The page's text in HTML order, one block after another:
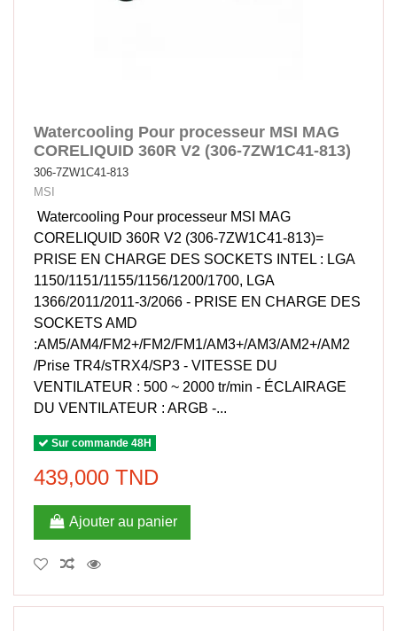
Watercooling Pour processeur MSI MAG
CORELIQUID 360R V2 (306-7ZW1C41-813)
306-7ZW1C41-813
MSI
Watercooling Pour processeur MSI MAG
CORELIQUID 360R V2 (306-7ZW1C41-813)=
PRISE EN CHARGE DES SOCKETS INTEL : LGA
1150/1151/1155/1156/1200/1700, LGA
1366/2011/2011-3/2066 - PRISE EN CHARGE DES
SOCKETS AMD
:AM5/AM4/FM2+/FM2/FM1/AM3+/AM3/AM2+/AM2
/Prise TR4/sTRX4/SP3 - VITESSE DU
VENTILATEUR : 500 ~ 2000 tr/min - ÉCLAIRAGE
DU VENTILATEUR : ARGB -...
Sur commande 48H
439,000 TND
Ajouter au panier